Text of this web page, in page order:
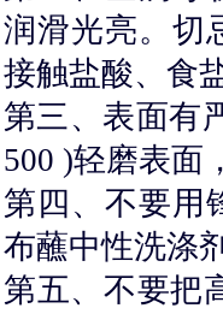
润滑光亮。切
接触盐酸、食
第三、表面有
500 )轻磨表面
第四、不要用
布蘸中性洗涤
第五、不要把